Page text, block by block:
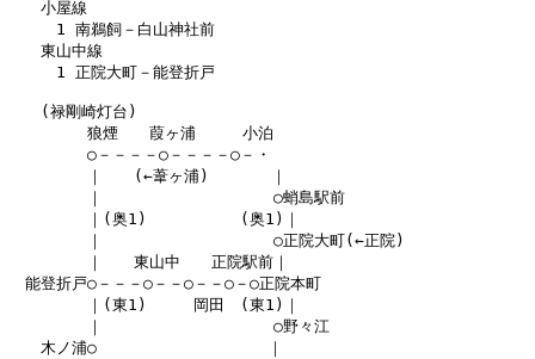
小屋線
1 南鵜飼－白山神社前
東山中線
1 正院大町－能登折戸
(禄剛崎灯台)
狼煙　　葭ヶ浦　　　小泊
○－－－－○－－－－○－・
｜　　(←葦ヶ浦)　　　　｜
｜　　　　　　　　　　　○蛸島駅前
｜(奥1)　　　　　　(奥1)｜
｜　　　　　　　　　　　○正院大町(←正院)
｜　　東山中　　正院駅前｜
能登折戸○－－－○－－○－－○－○正院本町
｜(東1)　　　岡田　(東1)｜
｜　　　　　　　　　　　○野々江
木ノ浦○　　　　　　　　　　　｜